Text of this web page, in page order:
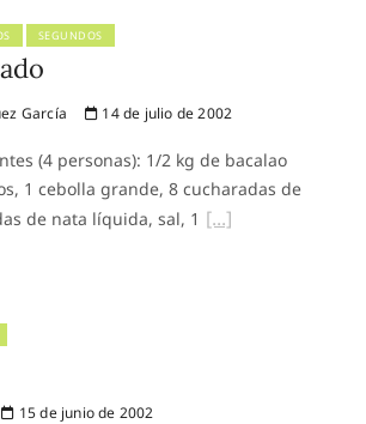
SEGUNDOS
García 14 de julio de 2002
(4 personas): 1/2 kg de bacalao
1 cebolla grande, 8 cucharadas de
de nata líquida, sal, 1
15 de junio de 2002